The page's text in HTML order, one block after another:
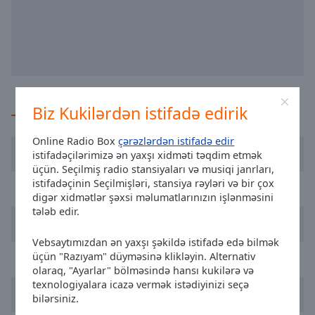
Biz Kukilərdən istifadə edirik
Online Radio Boxçərəzlərdən istifadə edir
istifadəçilərimizə ən yaxşı xidməti təqdim etmək
üçün. Seçilmiş radio stansiyaları və musiqi janrları,
istifadəçinin Seçilmişləri, stansiya rəyləri və bir çox
digər xidmətlər şəxsi məlumatlarınızın işlənməsini
tələb edir.
Vebsaytımızdan ən yaxşı şəkildə istifadə edə bilmək
üçün "Razıyam" düyməsinə klikləyin. Alternativ
olaraq, "Ayarlar" bölməsində hansı kukilərə və
texnologiyalara icazə vermək istədiyinizi seçə
bilərsiniz.
in-
Fullscreen
modal
window.
window.
Escape
Tövsiyə olunan
Radio R
Radio Lietus
Power Hit Radio
Relax FM